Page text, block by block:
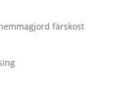
färskost